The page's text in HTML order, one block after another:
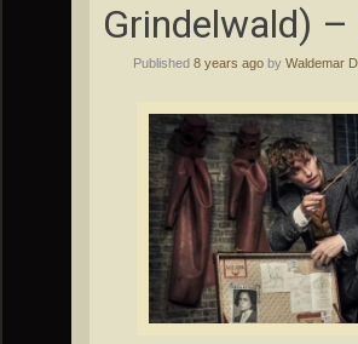
Grindelwald)
Published 8 years agoby Waldemar